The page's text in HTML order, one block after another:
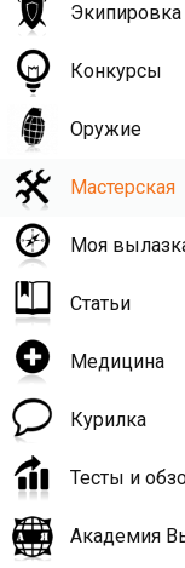
Экипировка
Конкурсы
Оружие
Мастерская
Моя
Статьи
Медицина
Курилка
Тесты и
Академия